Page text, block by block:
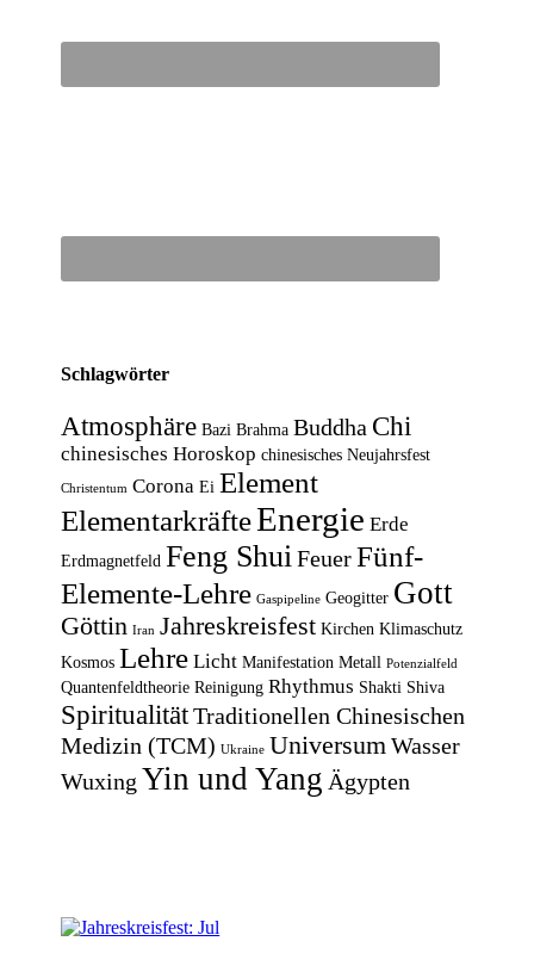
Schlagwörter
Atmosphäre Bazi Brahma Buddha Chi
chinesisches Horoskop chinesisches Neujahrsfest
Christentum Corona Ei Element
ElementarkräfteEnergie Erde
Erdmagnetfeld Feng Shui Feuer Fünf-
Elemente-Lehre Gaspipeline Geogitter Gott
Göttin Iran Jahreskreisfest Kirchen Klimaschutz
Kosmos Lehre Licht Manifestation Metall Potenzialfeld
Quantenfeldtheorie Reinigung Rhythmus Shakti Shiva
Spiritualität Traditionellen Chinesischen
Medizin (TCM) Ukraine Universum Wasser
Wuxing Yin und Yang Ägypten